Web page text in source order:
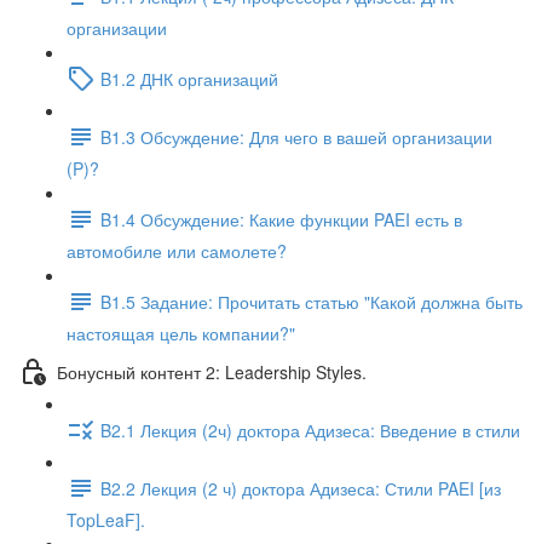
организации
B1.2 ДНК организаций
B1.3 Обсуждение: Для чего в вашей организации
(P)?
B1.4 Обсуждение: Какие функции PAEI есть в
автомобиле или самолете?
B1.5 Задание: Прочитать статью "Какой должна быть
настоящая цель компании?"
Бонусный контент 2: Leadership Styles.
B2.1 Лекция (2ч) доктора Адизеса: Введение в стили
B2.2 Лекция (2 ч) доктора Адизеса: Стили PAEI [из
TopLeaF].